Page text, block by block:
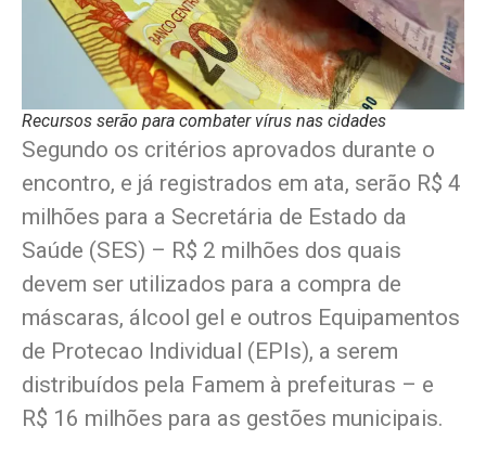
Recursos serão para combater vírus nas cidades
Segundo os critérios aprovados durante o
encontro, e já registrados em ata, serão R$ 4
milhões para a Secretária de Estado da
Saúde (SES) – R$ 2 milhões dos quais
devem ser utilizados para a compra de
máscaras, álcool gel e outros Equipamentos
de Protecao Individual (EPIs), a serem
distribuídos pela Famem à prefeituras – e
R$ 16 milhões para as gestões municipais.